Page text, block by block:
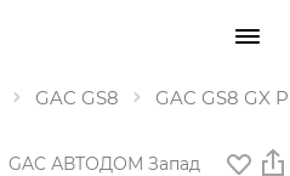
GAC GS8 GAC GS8 GX
GAC АВТОДОМ Запад